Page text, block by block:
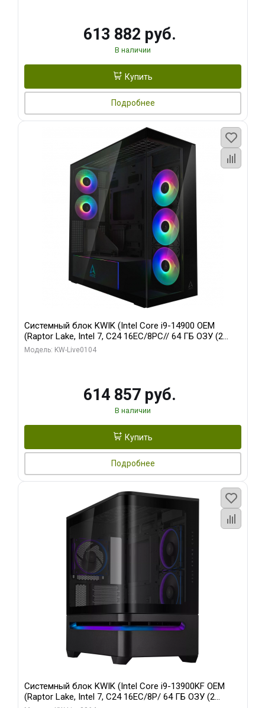
613 882 руб.
В наличии
Купить
Подробнее
Системный блок KWIK (Intel Core i9-14900 OEM
(Raptor Lake, Intel 7, C24 16EC/8PC// 64 ГБ ОЗУ (2
модуля)/ Afox RTX4090 24GB GDDR6X 384-Bit 3xDP
Модель: KW-Live0104
614 857 руб.
В наличии
Купить
Подробнее
Системный блок KWIK (Intel Core i9-13900KF OEM
(Raptor Lake, Intel 7, C24 16EC/8P/ 64 ГБ ОЗУ (2